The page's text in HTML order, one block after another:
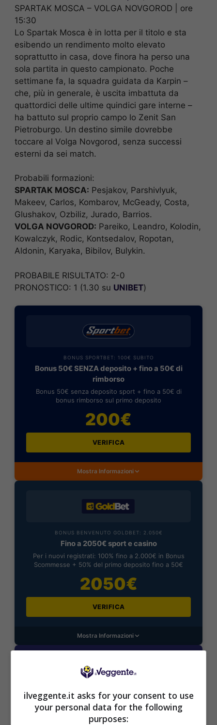
SPARTAK MOSCA – VOLGA NOVGOROD | ore
15:30
Lo Spartak Mosca è in lotta per il titolo e sta
esibendo un rendimento molto elevato
soprattutto in casa, dove finora ha perso una
sola partita in questo campionato. Poche
settimane fa, la squadra guidata da Karpin –
che, più in generale, è uscita imbattuta da
quattordici delle ultime quindici gare interne –
ha battuto sul proprio campo lo Zenit San
Pietroburgo. Un destino simile dovrebbe
toccare al Volga Novgorod, senza successi
esterni da sei match.
Probabili formazioni:
SPARTAK MOSCA: Pesjakov, Parshivlyuk,
Makeev, Carlos, Kombarov, McGeady, Costa,
Glushakov, Ozbiliz, Jurado, Barrios.
VOLGA NOVGOROD: Pareiko, Leandro, Kolodin,
Kowalczyk, Rodic, Kontsedalov, Ropotan,
Aldonin, Karyaka, Bibilov, Bulykin.
PROBABILE RISULTATO: 2-0
PRONOSTICO: 1 (1.30 su UNIBET)
BONUS SPORTBET: 100€ SUBITO
Bonus 50€ SENZA deposito + fino a 50€ di
rimborso
Bonus 50€ senza deposito sport + fino a 50€ di
bonus rimborso sul primo deposito
200€
VERIFICA
Mostra Informazioni
BONUS BENVENUTO GOLDBET: 2.050€
Fino a 2050€ sport e casino
Per i nuovi registrati: 100% fino a 2.000€ in Bonus
Scommesse + 50% del primo deposito fino a 50€
2050€
VERIFICA
Mostra Informazioni
BONUS BENVENUTO LOTTOMATICA: 2050€
Fino a 2050€ bonus scommesse e sport
Per i nuovi utenti della piattaforma: 100% fino a 50€ in
ilveggente.it asks for your consent to use
your personal data for the following
purposes: